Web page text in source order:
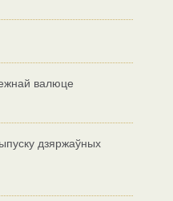
валюце
дзяржаўных